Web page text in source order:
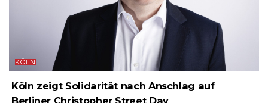
KÖLN
Köln zeigt Solidarität nach Anschlag auf
Berliner Christopher Street Day